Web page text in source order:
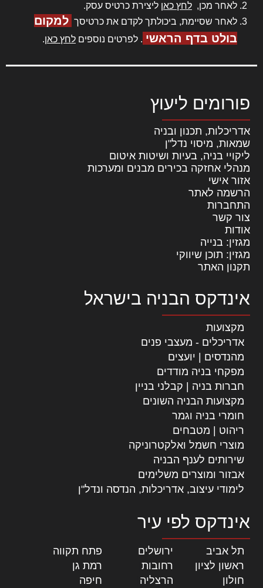
לאחר מכן, לחץ כאן ליצירת כרטיס עסק.
לאחר שסיימת, ביכולתך לקדם את כרטיסך למקום
בולט בדף הראשי . לפרטים נוספים לחץ כאן.
פורומים ליעוץ
אדריכלות, תכנון ובניה
שמאות, מיסוי נדל"ן
ליקויי בניה, בעיות ושיטות איטום
מנהלי אחזקה בכירים מבנים ומערכות
אזור אישי
הרשמה לאתר
התחברות
צור קשר
אודות
מגזין: בנייה
מגזין: תוכן שיווקי
תקנון האתר
אינדקס הבניה בישראל
מקצועות
אדריכלים - מעצבי פנים
מהנדסים | יועצים
מפקחי בניה מודדים
חברות בניה | קבלני בניין
מקצועות הבניה השונים
חומרי בניה וגמר
ריהוט | מטבחים
מוצרי חשמל ואלקטרוניקה
שירותים לענף הבניה
אבזור ומוצרים משלימים
לימודי עיצוב, אדריכלות, הנדסה ונדל"ן
אינדקס לפי עיר
תל אביב ירושלים פתח תקווה
ראשון לציון
רחובות רמת גן
חולון
הרצליה חיפה